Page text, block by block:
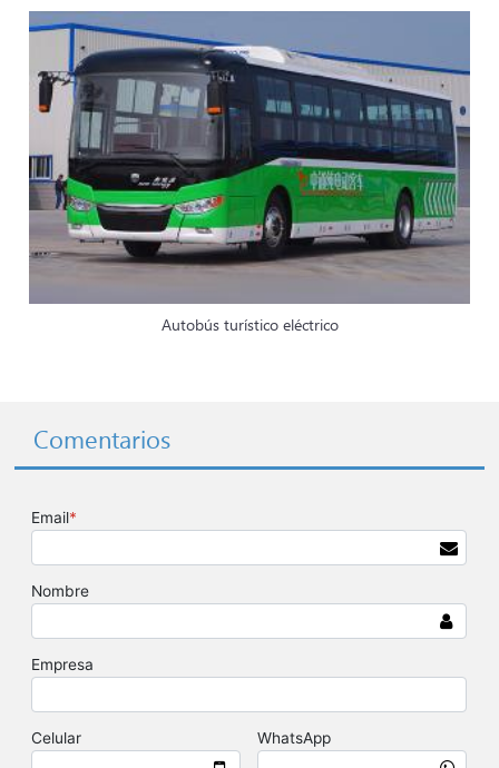
Autobús turístico eléctrico
Comentarios